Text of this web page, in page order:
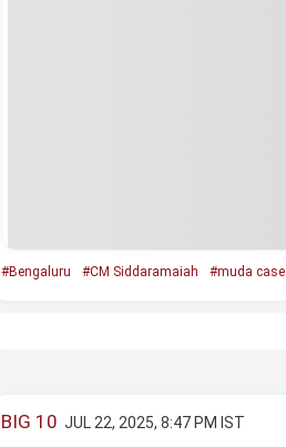
#Bengaluru #CM Siddaramaiah #muda case
BIG 10 JUL 22, 2025, 8:47 PM IST